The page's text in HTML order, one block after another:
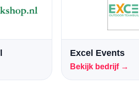
Excel Events
Bekijk bedrijf →